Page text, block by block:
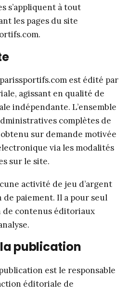
s’appliquent à tout
les pages du site
est édité par
agissant en qualité de
indépendante. L’ensemble
complètes de
sur demande motivée
via les modalités
sur le site.
activité de jeu d’argent
paiement. Il a pour seul
de contenus éditoriaux
publication
est le responsable
éditoriale de